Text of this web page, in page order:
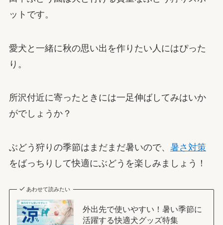
ットです。
愛犬と一緒に秋の思い出を作りたい人にはぴった
り。
所沢付近に寄ったときには一足伸ばしてみはいか
がでしょうか？
ぶどう狩りの季節はまだまだ暑いので、 暑さ対策
をばっちりして快適にぶどうを楽しみましょう！
あわせて読みたい
外出先で使いやすい！暑い季節に
活躍する快適犬グッズ特集